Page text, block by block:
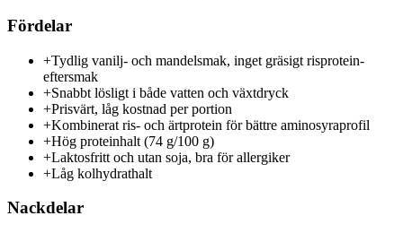
Fördelar
+Tydlig vanilj- och mandelsmak, inget gräsigt risprotein-
eftersmak
+Snabbt lösligt i både vatten och växtdryck
+Prisvärt, låg kostnad per portion
+Kombinerat ris- och ärtprotein för bättre aminosyraprofil
+Hög proteinhalt (74 g/100 g)
+Laktosfritt och utan soja, bra för allergiker
+Låg kolhydrathalt
Nackdelar